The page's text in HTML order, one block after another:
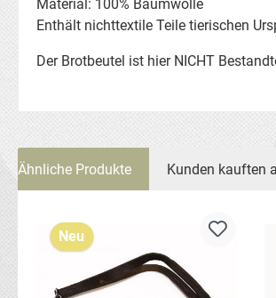
Material: 100% Baumwolle
Enthält nichttextile Teile tierischen
Der Brotbeutel ist hier NICHT
Ähnliche Produkte Kunden kauften
Neu